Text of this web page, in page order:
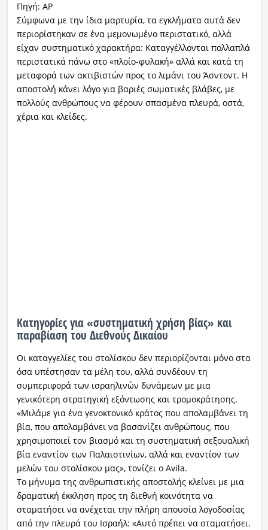
Πηγή: AP
Σύμφωνα με την ίδια μαρτυρία, τα εγκλήματα αυτά δεν
περιορίστηκαν σε ένα μεμονωμένο περιστατικό, αλλά
είχαν συστηματικό χαρακτήρα: Καταγγέλλονται πολλαπλά
περιστατικά πάνω στο «πλοίο-φυλακή» αλλά και κατά τη
μεταφορά των ακτιβιστών προς το λιμάνι του Άσντοντ. Η
αποστολή κάνει λόγο για βαριές σωματικές βλάβες, με
πολλούς ανθρώπους να φέρουν σπασμένα πλευρά, οστά,
χέρια και κλείδες.
Κατηγορίες για «συστηματική χρήση βίας» και
παραβίαση του Διεθνούς Δικαίου
Οι καταγγελίες του στολίσκου δεν περιορίζονται μόνο στα
όσα υπέστησαν τα μέλη του, αλλά συνδέουν τη
συμπεριφορά των ισραηλινών δυνάμεων με μια
γενικότερη στρατηγική εξόντωσης και τρομοκράτησης.
«Μιλάμε για ένα γενοκτονικό κράτος που απολαμβάνει τη
βία, που απολαμβάνει να βασανίζει ανθρώπους, που
χρησιμοποιεί τον βιασμό και τη συστηματική σεξουαλική
βία εναντίον των Παλαιστινίων, αλλά και εναντίον των
μελών του στολίσκου μας», τονίζει ο Avila.
Το μήνυμα της ανθρωπιστικής αποστολής κλείνει με μια
δραματική έκκληση προς τη διεθνή κοινότητα να
σταματήσει να ανέχεται την πλήρη απουσία λογοδοσίας
από την πλευρά του Ισραήλ: «Αυτό πρέπει να σταματήσει.